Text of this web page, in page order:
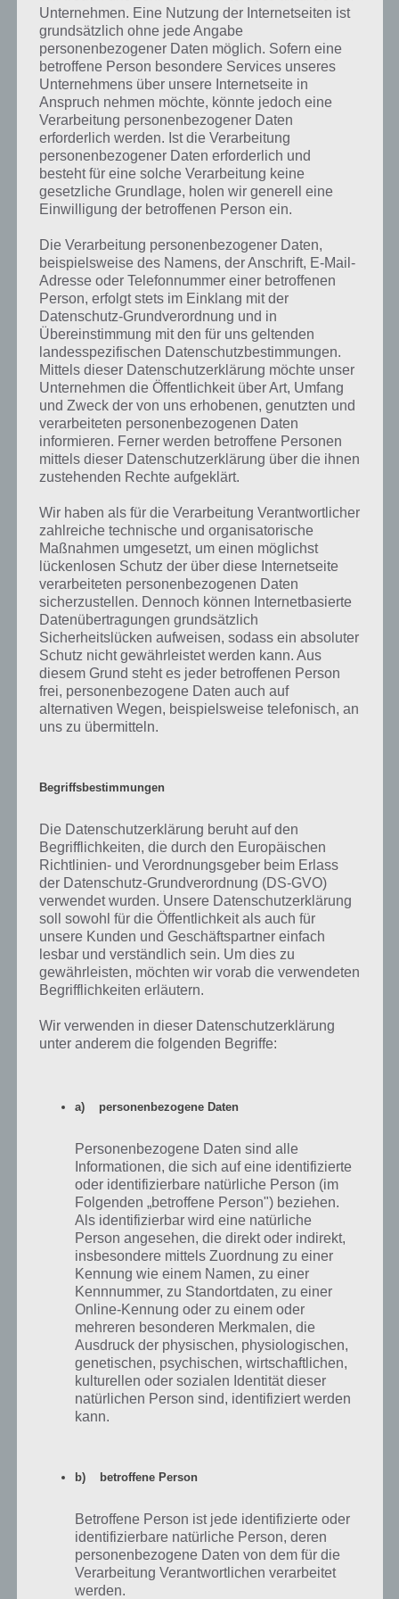
Ökobewusstsein
Kaufe
Pflanzen, um
deine Stadt
grüner zu
machen
Natur-Objekte (Bäume,
Büsche, Sträucher, …)
Eitelkeit
Kaufe Deko,
um deine
Stadt zu
schmücken
In der Regel Dekorationen
wie Zäune, Statuen und
weitere Objekte
Gehorsam
Kaufe
Gebäude, um
die
Gesellschaft
im Zaum zu
halten
Gebäude wie das Gericht,
Museum sowie
Dekorationen wie das
Ameisen-Grußschild oder
Stoppschild
Völlerei
Kaufe
Restaurants
für Leute, die
zu faul zum
Kochen sind
Gulp’N’Blow, Krusty
Burger, Stände, …
Rechtschaffenheit
Halte
Kriminelle
und Graffiti
Straßen fern
Errichte Trainingsmauern,
Entferne das Graffiti von
den Häusern (bei Events
Chief Wiggum auf Streife
schicken (8h)
Sozialismus
Finde
Freunde und
besuche sie
Füge Spieler zu deinen
Nachbarn hinzu, die du
dann besuchen kannst
Schmerzfreiheit, Konsumdenken und
Völlerei
Art bauen. Bei Schmerzfreiheit beispielsweise weitere blaue und
Burger zur Verfügung stehen, die du mehrfach bauen kannst.
Dabei sei erwähnt, dass du die Gebäude (wie auch bei den anderen
Bereichen die Dekorationen) in der Stadt platziert haben musst. Es
reicht also nicht aus diese nur im Inventar zu haben. Das wird
nämlich nicht bewertet.
Auch Gehorsam braucht Dekorationen für 5
Für den Bereich Gehorsam musst du neben entsprechenden
Gehorsam einbringt. Auch der Rattenfallen-Lieferwagen bringt
Ökobewusstsein und Eitelkeit bei Simpsons
Springfield
Für die Bereiche Ökobewusstsein und Eitelkeit sind zahlreiche
Dekorationen notwendig. Für das Ökobewusstsein musst du bei
Simpsons Springfield vor allem Bäume errichten. Am besten du
erstellst direkt einen Park, platzierst Bäume rund um Häuser oder
Straßen. Du brauchst jede Menge Bäume und weitere
Naturelemente, wenn du diesen Bereich auf 5 Sterne bringen willst.
Eitelkeit hingegen ist abwechslungsreiche. Jede Dekorationen, die
nicht in die anderen Kategorien passt, ist meist Eitelkeit zugeordnet.
Entsprechend kannst du zahlreiche Dekorationen in deinem
Rechtschaffenheit in Simpsons Springfield
auf 5 Sterne bringen
Wie bereits in der Tabelle aufgezeigt, benötigt es für die
Rechtschaffenheit auch Dekorationen. Zum einen musst du dafür
sorgen, dass keine Graffiti an den Wänden von Häusern ist und das
Unternehmen. Eine Nutzung der Internetseiten ist
grundsätzlich ohne jede Angabe
personenbezogener Daten möglich. Sofern eine
betroffene Person besondere Services unseres
Unternehmens über unsere Internetseite in
Anspruch nehmen möchte, könnte jedoch eine
Verarbeitung personenbezogener Daten
erforderlich werden. Ist die Verarbeitung
personenbezogener Daten erforderlich und
besteht für eine solche Verarbeitung keine
gesetzliche Grundlage, holen wir generell eine
Einwilligung der betroffenen Person ein.
Die Verarbeitung personenbezogener Daten,
beispielsweise des Namens, der Anschrift, E-Mail-
Adresse oder Telefonnummer einer betroffenen
Person, erfolgt stets im Einklang mit der
Datenschutz-Grundverordnung und in
Übereinstimmung mit den für uns geltenden
landesspezifischen Datenschutzbestimmungen.
Mittels dieser Datenschutzerklärung möchte unser
Unternehmen die Öffentlichkeit über Art, Umfang
und Zweck der von uns erhobenen, genutzten und
verarbeiteten personenbezogenen Daten
informieren. Ferner werden betroffene Personen
mittels dieser Datenschutzerklärung über die ihnen
zustehenden Rechte aufgeklärt.
Wir haben als für die Verarbeitung Verantwortlicher
zahlreiche technische und organisatorische
Maßnahmen umgesetzt, um einen möglichst
lückenlosen Schutz der über diese Internetseite
verarbeiteten personenbezogenen Daten
sicherzustellen. Dennoch können Internetbasierte
Datenübertragungen grundsätzlich
Sicherheitslücken aufweisen, sodass ein absoluter
Schutz nicht gewährleistet werden kann. Aus
diesem Grund steht es jeder betroffenen Person
frei, personenbezogene Daten auch auf
alternativen Wegen, beispielsweise telefonisch, an
uns zu übermitteln.
Begriffsbestimmungen
Die Datenschutzerklärung beruht auf den
Begrifflichkeiten, die durch den Europäischen
Richtlinien- und Verordnungsgeber beim Erlass
der Datenschutz-Grundverordnung (DS-GVO)
verwendet wurden. Unsere Datenschutzerklärung
soll sowohl für die Öffentlichkeit als auch für
unsere Kunden und Geschäftspartner einfach
lesbar und verständlich sein. Um dies zu
gewährleisten, möchten wir vorab die verwendeten
Begrifflichkeiten erläutern.
Wir verwenden in dieser Datenschutzerklärung
unter anderem die folgenden Begriffe:
a) personenbezogene Daten
Personenbezogene Daten sind alle
Informationen, die sich auf eine identifizierte
oder identifizierbare natürliche Person (im
Folgenden „betroffene Person") beziehen.
Als identifizierbar wird eine natürliche
Person angesehen, die direkt oder indirekt,
insbesondere mittels Zuordnung zu einer
Kennung wie einem Namen, zu einer
Kennnummer, zu Standortdaten, zu einer
Online-Kennung oder zu einem oder
mehreren besonderen Merkmalen, die
Ausdruck der physischen, physiologischen,
genetischen, psychischen, wirtschaftlichen,
kulturellen oder sozialen Identität dieser
natürlichen Person sind, identifiziert werden
kann.
b) betroffene Person
Betroffene Person ist jede identifizierte oder
identifizierbare natürliche Person, deren
personenbezogene Daten von dem für die
Verarbeitung Verantwortlichen verarbeitet
werden.